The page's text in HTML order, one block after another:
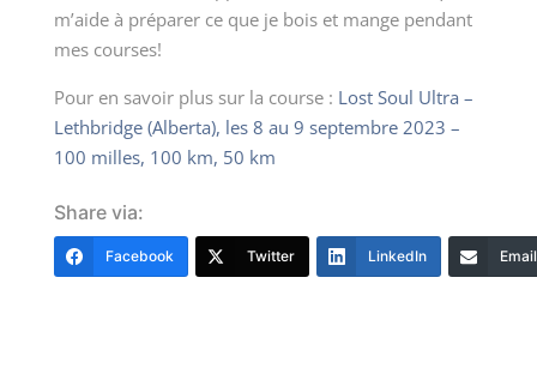
m’aide à préparer ce que je bois et mange pendant
mes courses!
Pour en savoir plus sur la course : Lost Soul Ultra –
Lethbridge (Alberta), les 8 au 9 septembre 2023 –
100 milles, 100 km, 50 km
Share via:
Facebook Twitter LinkedIn Email